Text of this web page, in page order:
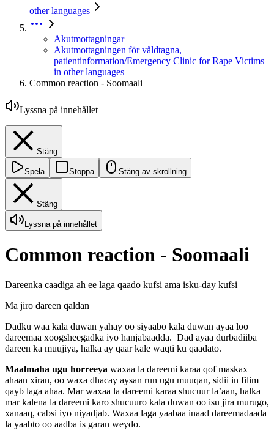
other languages
Akutmottagningar
Akutmottagningen för våldtagna,
patientinformation/Emergency Clinic for Rape Victims
in other languages
Common reaction - Soomaali
Lyssna på innehållet
Stäng
Spela Stoppa Stäng av skrollning
Stäng
Lyssna på innehållet
Common reaction - Soomaali
Dareenka caadiga ah ee laga qaado kufsi ama isku-day kufsi
Ma jiro dareen qaldan
Dadku waa kala duwan yahay oo siyaabo kala duwan ayaa loo
dareemaa xoogsheegadka iyo hanjabaadda. Dad ayaa durbadiiba
dareen ka muujiya, halka ay qaar kale waqti ku qaadato.
Maalmaha ugu horreeya waxaa la dareemi karaa qof maskax
ahaan xiran, oo waxa dhacay aysan run ugu muuqan, sidii in filim
qayb laga ahaa. Mar waxaa la dareemi karaa shucuur la’aan, halka
mar kalena la dareemi karo shucuuro kala duwan oo isu jira murugo,
xanaaq, cabsi iyo niyadjab. Waxaa laga yaabaa inaad dareemadaada
la yaabto oo aadba is garan weydo.